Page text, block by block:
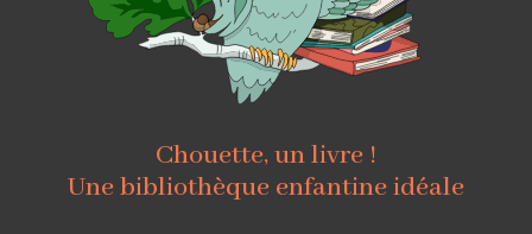
Chouette, un livre !
Une bibliothèque enfantine idéale